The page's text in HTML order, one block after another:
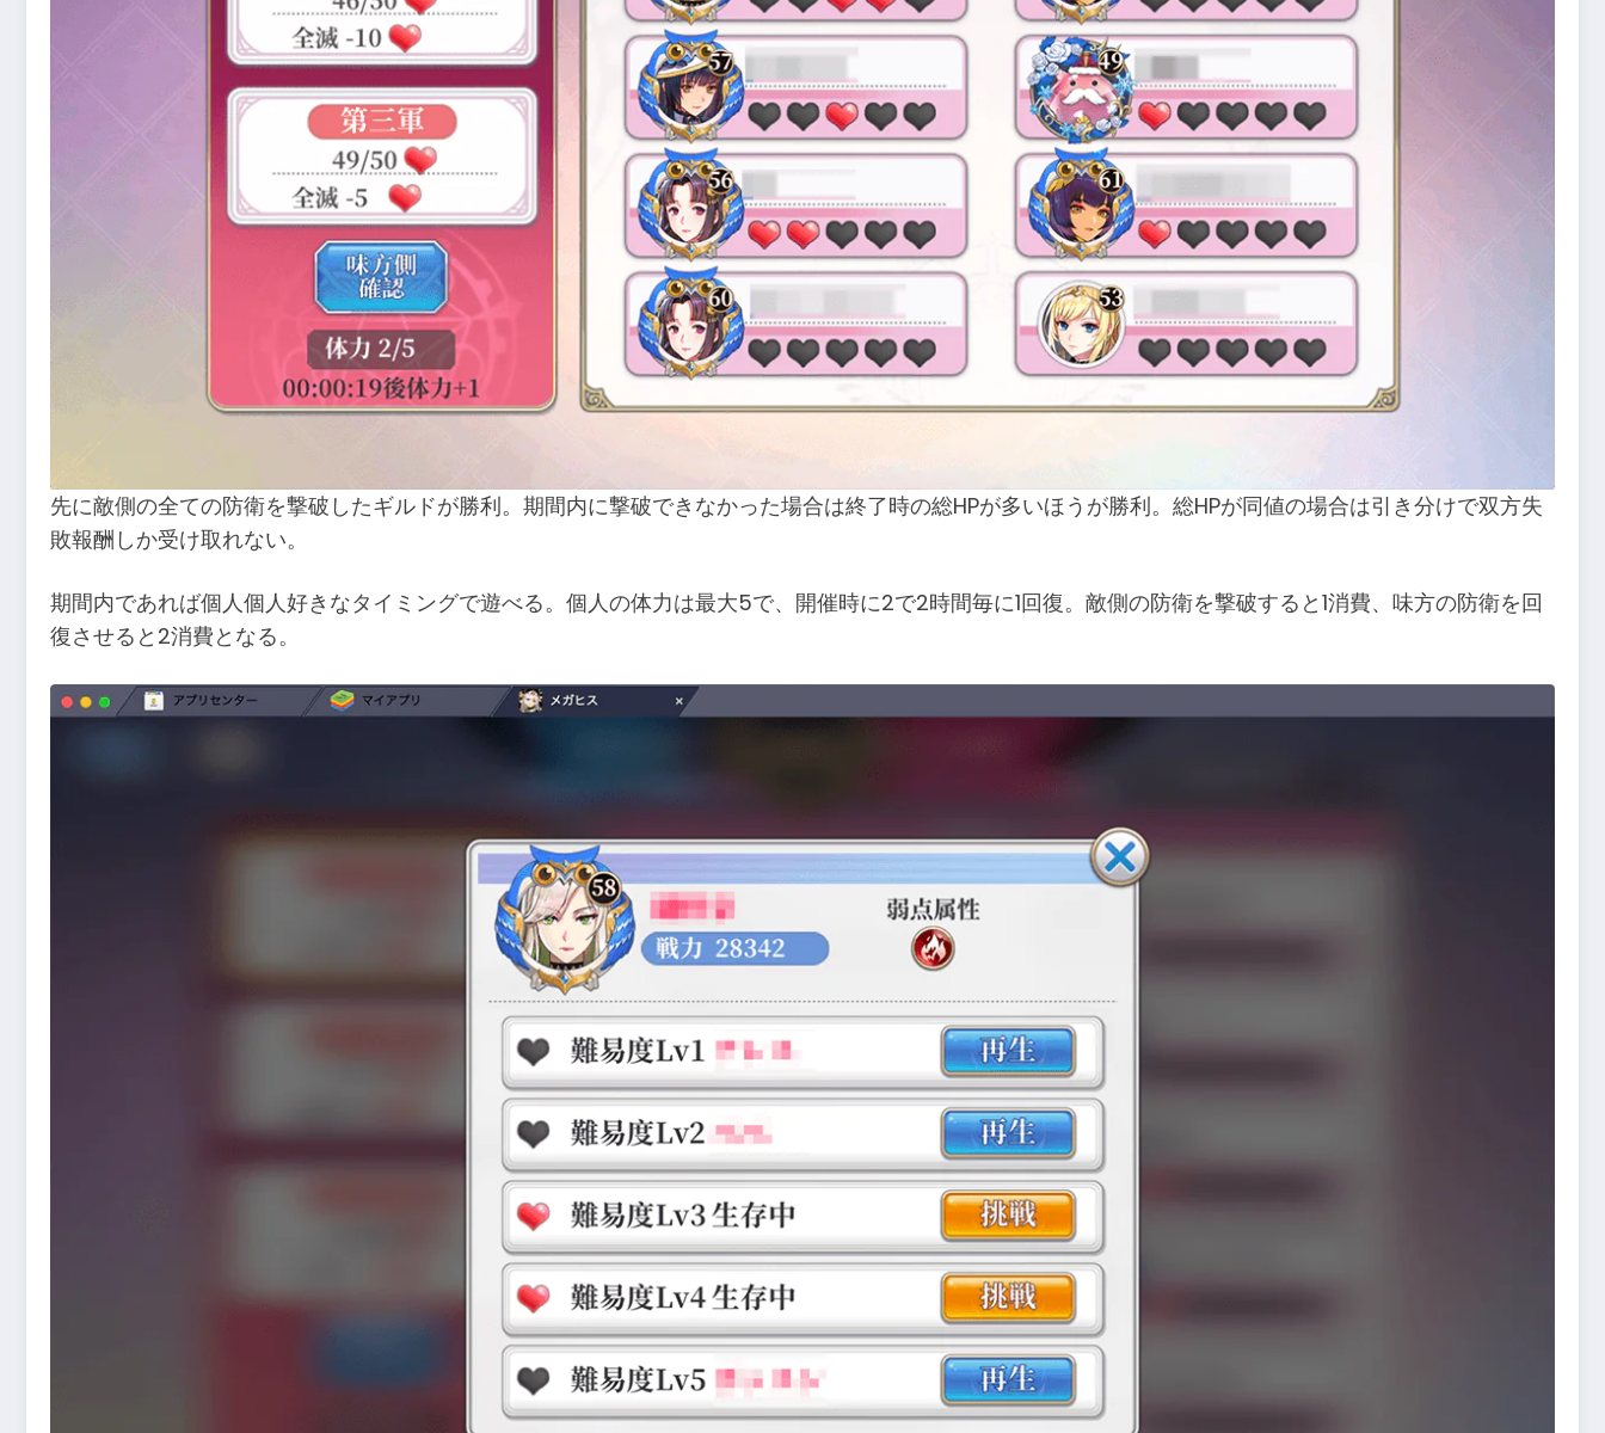
先に敵側の全ての防衛を撃破したギルドが勝利。期間内に撃破できなかった場合は終了時の総HPが多いほうが勝利。総HPが同値の場合は引き分けで双方失
敗報酬しか受け取れない。
期間内であれば個人個人好きなタイミングで遊べる。個人の体力は最大5で、開催時に2で2時間毎に1回復。敵側の防衛を撃破すると1消費、味方の防衛を回
復させると2消費となる。